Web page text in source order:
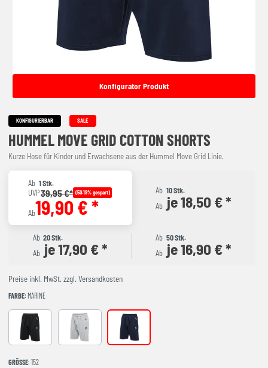
Konfigurator Produkt
KONFIGURIERBAR SALE
HUMMEL MOVE GRID COTTON SHORTS
Kurze Hose für Kinder und Erwachsene aus der Hummel Move Grid Linie.
Ab 1 Stk.
UVP39,95 €* (50.19% gespart)
Ab19,90 € *
Ab 10 Stk.
Ab je 18,50 € *
Ab 20 Stk.
Ab je 17,90 € *
Ab 50 Stk.
Ab je 16,90 € *
Preise inkl. MwSt. zzgl. Versandkosten
FARBE: MARINE
BLACK GREY MELANGE marine
GRÖSSE : 152